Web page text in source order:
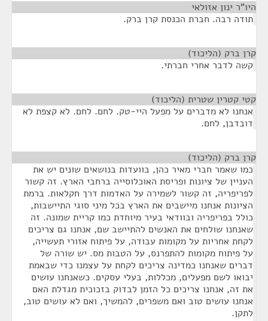
היו"ר ינון אזולאי
תודה רבה. חברת הכנסת קרן ברק.
קרן ברק (הליכוד)
קשה לדבר אחרי חברתי.
קטי קטרין שטרית (הליכוד)
אנחנו לא מדברים על מפעל היי-טק. לחם. לחם. לא קצפת לא
דובדבן, לחם.
קרן ברק (הליכוד)
כמו שאמר חברי מאיר כהן, בוועדות בנושאים שונים יש את
העניין של ציונות ופריסת האוכלוסייה ברחבי הארץ. זה קשור
לפריפריה, זה קשור לשמירה על האדמות דרך חקלאות. ברמת
הציונות אנחנו מיישבים את הארץ בכל מיני סוגי התיישבות,
כולל בפריפריה ובוודאי בעיר מיוחדת כמו קריית שמונה. זה
שאנחנו שולחים את האנשים להתיישב שם, אנחנו גם צריכים
לקחת אחריות על מקומות עבודה, על פיתוח אזורי תעשייה,
על פיתוח מקומות להתפרנס, על הטבות מס. יש שורה של
דברים שאנחנו כמדינה צריכים לקחת על עצמנו כדי שבאמת
יבואו לשם מפעלים, מכללות, בעלי עסקים. כשאנחנו עושים
את זה, אנחנו צריכים כל הזמן לבדוק בזכוכית מגדלת האם
אנחנו עושים טוב ואם משפרים, להמשיך, ואם לא עושים טוב,
לתקן.